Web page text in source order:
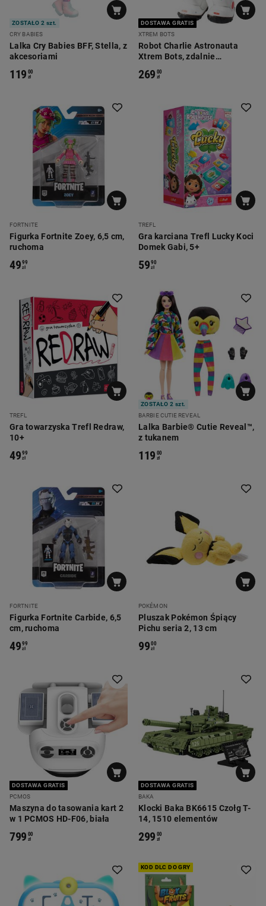
ZOSTAŁO 2 szt.
CRY BABIES
Lalka Cry Babies BFF, Stella, z
akcesoriami
119 00
zł
DOSTAWA GRATIS
XTREM BOTS
Robot Charlie Astronauta
Xtrem Bots, zdalnie
programowania
269 00
zł
FORTNITE
Figurka Fortnite Zoey, 6,5 cm,
ruchoma
4999
zł
TREFL
Gra karciana Trefl Lucky Koci
Domek Gabi, 5+
5990
zł
TREFL
Gra towarzyska Trefl Redraw,
10+
4999
zł
ZOSTAŁO 2 szt.
BARBIE CUTIE REVEAL
Lalka Barbie® Cutie Reveal™,
z tukanem
119 00
zł
FORTNITE
Figurka Fortnite Carbide, 6,5
cm, ruchoma
4999
zł
POKÉMON
Pluszak Pokémon Śpiący
Pichu seria 2, 13 cm
9900
zł
DOSTAWA GRATIS
PCMOS
Maszyna do tasowania kart 2
w 1 PCMOS HD-F06, biała
799 00
zł
DOSTAWA GRATIS
BAKA
Klocki Baka BK6615 Czołg T-
14, 1510 elementów
299 00
zł
KOD DLC DO GRY